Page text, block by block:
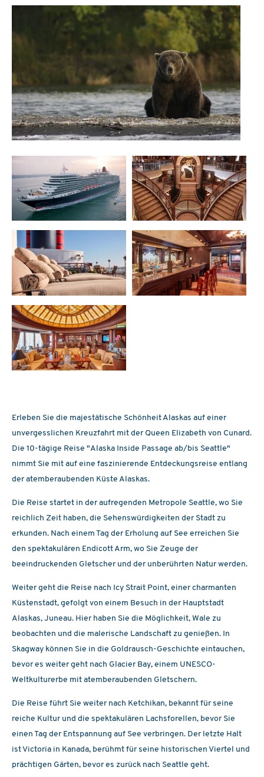
Erleben Sie die majestätische Schönheit Alaskas auf einer
unvergesslichen Kreuzfahrt mit der Queen Elizabeth von Cunard.
Die 10-tägige Reise "Alaska Inside Passage ab/bis Seattle"
nimmt Sie mit auf eine faszinierende Entdeckungsreise entlang
der atemberaubenden Küste Alaskas.
Die Reise startet in der aufregenden Metropole Seattle, wo Sie
reichlich Zeit haben, die Sehenswürdigkeiten der Stadt zu
erkunden. Nach einem Tag der Erholung auf See erreichen Sie
den spektakulären Endicott Arm, wo Sie Zeuge der
beeindruckenden Gletscher und der unberührten Natur werden.
Weiter geht die Reise nach Icy Strait Point, einer charmanten
Küstenstadt, gefolgt von einem Besuch in der Hauptstadt
Alaskas, Juneau. Hier haben Sie die Möglichkeit, Wale zu
beobachten und die malerische Landschaft zu genießen. In
Skagway können Sie in die Goldrausch-Geschichte eintauchen,
bevor es weiter geht nach Glacier Bay, einem UNESCO-
Weltkulturerbe mit atemberaubenden Gletschern.
Die Reise führt Sie weiter nach Ketchikan, bekannt für seine
reiche Kultur und die spektakulären Lachsforellen, bevor Sie
einen Tag der Entspannung auf See verbringen. Der letzte Halt
ist Victoria in Kanada, berühmt für seine historischen Viertel und
prächtigen Gärten, bevor es zurück nach Seattle geht.